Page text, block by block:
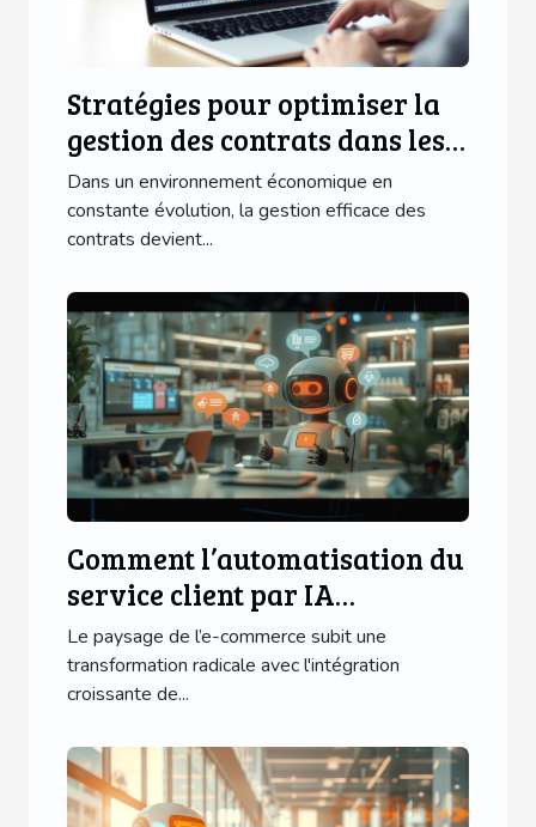
Stratégies pour optimiser la
gestion des contrats dans les
PME
Dans un environnement économique en
constante évolution, la gestion efficace des
contrats devient...
Comment l’automatisation du
service client par IA
transforme l’e-commerce
Le paysage de l’e-commerce subit une
transformation radicale avec l'intégration
croissante de...